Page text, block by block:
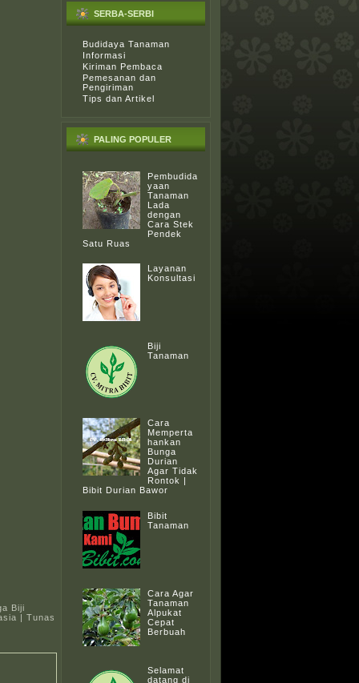
Biji
| Tunas
SERBA-SERBI
Budidaya Tanaman
Informasi
Kiriman Pembaca
Pemesanan dan
Pengiriman
Tips dan Artikel
PALING POPULER
Pembudida
yaan
Tanaman
Lada
dengan
Cara Stek
Pendek
Satu Ruas
Layanan
Konsultasi
Biji
Tanaman
Cara
Memperta
hankan
Bunga
Durian
Agar Tidak
Rontok |
Bibit Durian Bawor
Bibit
Tanaman
Cara Agar
Tanaman
Alpukat
Cepat
Berbuah
Selamat
datang di